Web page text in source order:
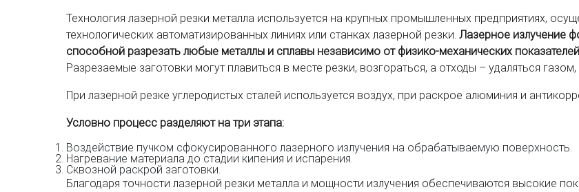
Технология лазерной резки металла используется на крупных промышленных предприятиях,
технологических автоматизированных линиях или станках лазерной резки. Лазерное излучение
способной разрезать любые металлы и сплавы независимо от физико-механических
Разрезаемые заготовки могут плавиться в месте резки, возгораться, а отходы – удаляться
При лазерной резке углеродистых сталей используется воздух, при раскрое алюминия и
Условно процесс разделяют на три этапа:
Воздействие пучком сфокусированного лазерного излучения на обрабатываемую поверхность.
Нагревание материала до стадии кипения и испарения.
Сквозной раскрой заготовки.
Благодаря точности лазерной резки металла и мощности излучения обеспечиваются высокие